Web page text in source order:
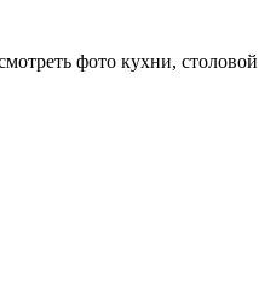
фото кухни,